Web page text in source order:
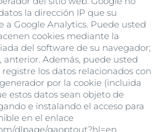
la dirección IP que su
a Google Analytics. Puede usted
cookies mediante la
del software de su navegador;
anterior. Además, puede usted
los datos relacionados con
por la cookie (incluida
estos datos sean objeto de
e instalando el acceso para
en el enlace
dlpage/gaoptout?hl=en.